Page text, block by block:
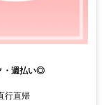
・週払い◎
行直帰